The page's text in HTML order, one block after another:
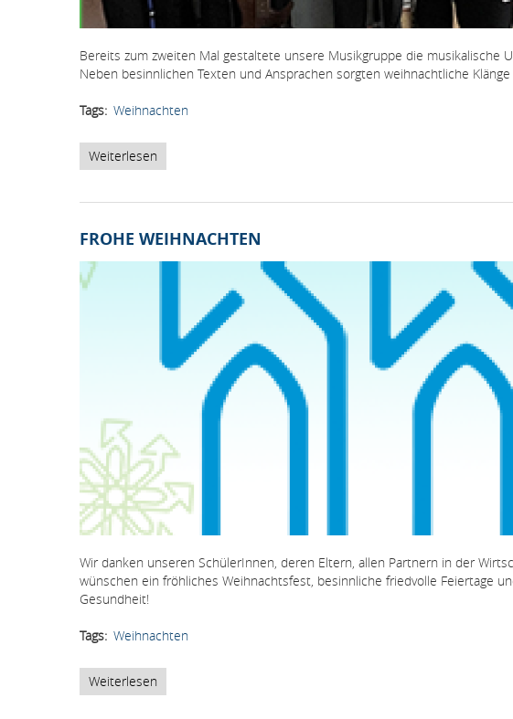
Bereits zum zweiten Mal gestaltete unsere Musikgruppe die musikalische
Neben besinnlichen Texten und Ansprachen sorgten weihnachtliche
Tags Weihnachten
Weiterlesen
Musikgruppe
Korneuburg
im
Landesgericht
FROHE WEIHNACHTEN
Wir danken unseren SchülerInnen, deren Eltern, allen Partnern in der
wünschen ein fröhliches Weihnachtsfest, besinnliche friedvolle Feiertage
Gesundheit!
Tags Weihnachten
Weiterlesen
Frohe